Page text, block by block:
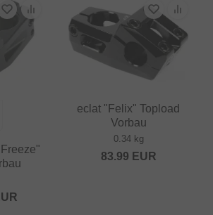
eclat "Felix" Topload
Vorbau
0.34 kg
83.99 EUR